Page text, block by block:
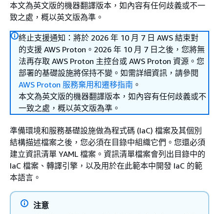
本文為英文版的機器翻譯版本，如內容有任何歧義或不一
致之處，概以英文版為準。
終止支援通知：將於 2026 年 10 月 7 日 AWS 結束對
的支援 AWS Proton。2026 年 10 月 7 日之後，您將無
法再存取 AWS Proton 主控台或 AWS Proton 資源。您
部署的基礎設施將保持不變。如需詳細資訊，請參閱
AWS Proton 服務棄用和遷移指南 。
本文為英文版的機器翻譯版本，如內容有任何歧義或不
一致之處，概以英文版為準。
準備環境和服務基礎設施做為程式碼 (IaC) 檔案及其個別
結構描述檔案之後，您必須在目錄中組織它們。您還必須
建立資訊清單 YAML 檔案。資訊清單檔案會列出目錄中的
IaC 檔案、轉譯引擎，以及用於在此範本中開發 IaC 的範
本語言。
注意